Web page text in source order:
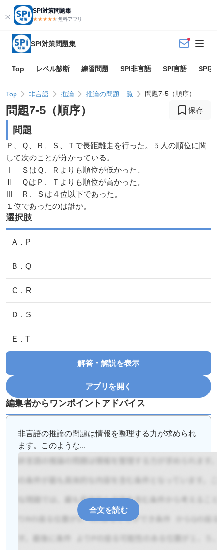
SPI対策問題集
★★★★★
★ 無料アプリ
SPI対策問題集
Top レベル診断 練習問題 SPI非言語 SPI言語 SPI
Top 非言語 推論 推論の問題一覧 問題7-5（順序）
問題7-5 （順序） 保存
問題
Ｐ、Ｑ、Ｒ、Ｓ、Ｔで長距離走を行った。５人の順位に関
して次のことが分かっている。
Ⅰ ＳはＱ、Ｒよりも順位が低かった。
Ⅱ ＱはＰ、Ｔよりも順位が高かった。
Ⅲ Ｒ、Ｓは４位以下であった。
１位であったのは誰か。
選択肢
A ． P
B ． Q
C ． R
D ． S
E ． T
解答・解説を表示
アプリを開く
編集者からワンポイントアドバイス
非言語の推論の問題は情報を整理する力が求められ
ます。このような...
全文を読む